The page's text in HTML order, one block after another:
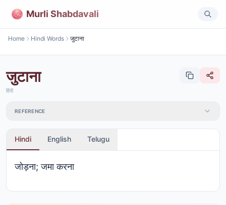
Murli Shabdavali
Home Hindi Words जुटाना
जुटाना
हिंदी
REFERENCE
Hindi English Telugu
जोड़ना; जमा करना